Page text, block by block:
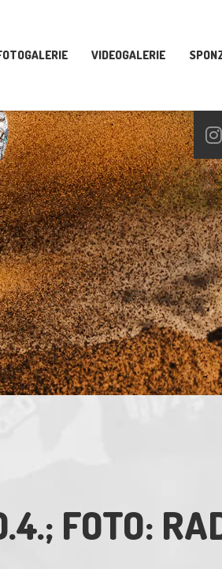
VIDEOGALERIE
FOTO: